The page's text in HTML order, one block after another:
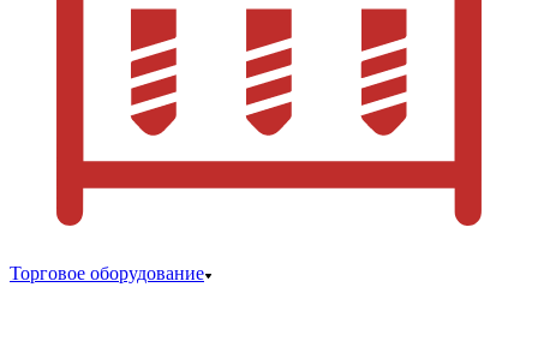
Торговое оборудование